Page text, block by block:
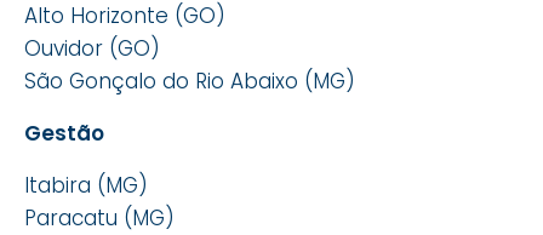
Alto Horizonte (GO)
Ouvidor (GO)
São Gonçalo do Rio Abaixo (MG)
Gestão
Itabira (MG)
Paracatu (MG)